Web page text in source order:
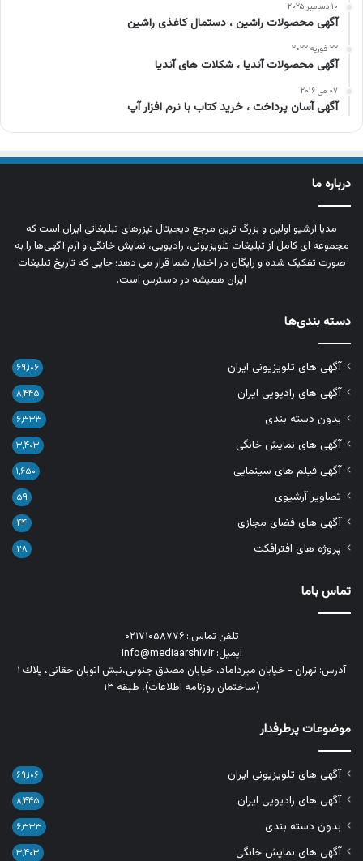
۱۰ دسامبر ۲۰۲۵
آگهی محصولات راشین ، دستمال کاغذی راشین
۲۲ فوریه ۲۰۲۲
آگهی محصولات آندیا ، شکلات های آندیا
۰۷ می ۲۰۱۶
آگهی آسان پرداخت ، خرید کتاب با نرم افزار آپ
درباره ما
مدیا آرشیو اولین و بزرگ‌ ترین مرجع دیجیتال تیزرهای تبلیغاتی ایران است که
مجموعه‌ ای کامل از تبلیغات تلویزیونی، رادیویی، نمایش خانگی و آرم‌ آگهی‌ها را به‌
صورت تفکیک‌ شده و رایگان در اختیار شما قرار می‌ دهد؛ جایی که تاریخ تبلیغات
ایران همیشه در دسترس است.
دسته بندی‌ها
آگهی های تلویزیونی ایران ۶۹,۱۰۶
آگهی های رادیویی ایران ۸,۴۴۵
بدون دسته بندی ۶,۳۳۳
آگهی های نمایش خانگی ۳,۴۰۳
آگهی فیلم های سینمایی ۱,۶۵۰
تصاویر آرشیوی ۵۹
آگهی های فضای مجازی ۴۴
پروژه های افترافکت ۲۸
تماس باما
تلفن تماس : ۰۲۱۷۱۰۵۸۷۷۶
ایمیل: info@mediaarshiv.ir
آدرس: تهران - خیابان میرداماد، خیابان مصدق جنوبی،نبش اتوبان حقانی، پلاك ١
(ساختمان روزنامه اطلاعات)، طبقه ۱۳
موضوعات پرطرفدار
آگهی های تلویزیونی ایران ۶۹,۱۰۶
آگهی های رادیویی ایران ۸,۴۴۵
بدون دسته بندی ۶,۳۳۳
آگهی های نمایش خانگی ۳,۴۰۳